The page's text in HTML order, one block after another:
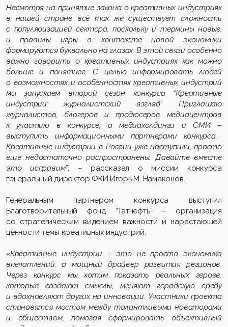
Несмотря на принятие закона о креативных индустриях
в нашей стране всё так же существует сложность
с популяризацией сектора, поскольку и термины новые,
и правилы игры в контексте новой экономики
формируются буквально на глазах. В этой связи особенно
важно говорить о креативных индустриях как можно
больше и понятнее. С целью информировать людей
о возможностях и особенностях креативных индустрий
мы запускаем второй сезон конкурса “Креативные
индустрии: журналистский взгляд”. Приглашаю
журналистов, блогеров и продюсеров медиацентров
к участию в конкурсе, а медиахолдинги и СМИ –
выступить информационными партнерами конкурса.
Креативные индустрии в России уже наступили, просто
еще недостаточно распространены. Давайте вместе
это исправим” , – рассказал о миссии конкурса
генеральный директор ФКИ Игорь М. Намаконов.
Генеральным партнером конкурса выступил
Благотворительный фонд “Татнефть” – организация
со стратегическим видением важности и нарастающей
ценности темы креативных индустрий.
«Креативные индустрии – это не просто экономика
впечатлений, а мощный драйвер развития регионов.
Через конкурс мы хотим показать реальных героев,
которые создают смыслы, меняют городскую среду
и вдохновляют других на инновации. Участники проекта
становятся мостом между талантливыми новаторами
и обществом, помогая сформировать объективный